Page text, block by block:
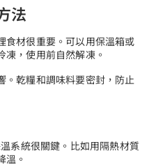
法
食材很重要。可以用保溫箱或
凍，使用前自然解凍。
。乾糧和調味料要密封，防止
系統很關鍵。比如用隔熱材質
溫。